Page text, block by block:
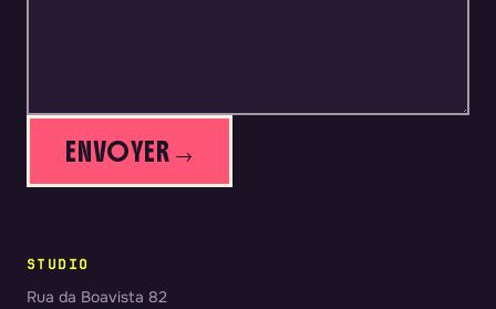
ENVOYER →
STUDIO
Rua da Boavista 82